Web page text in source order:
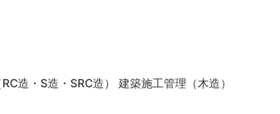
安定基盤と成長を続ける注目企業です。 変更の範囲
造・S造・SRC造） 建築施工管理（木造）